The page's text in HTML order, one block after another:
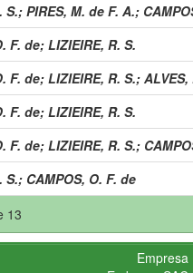
S.; PIRES, M. de F. A.;
F. de; LIZIEIRE, R. S.
F. de; LIZIEIRE, R. S.; ALVES,
F. de; LIZIEIRE, R. S.
F. de; LIZIEIRE, R. S.;
S.; CAMPOS, O. F. de
13